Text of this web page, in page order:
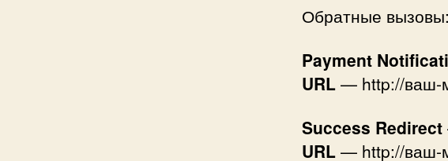
Обратные вызовы:
Payment
URL — http://ваш-
Success Redirect
URL — http://ваш-